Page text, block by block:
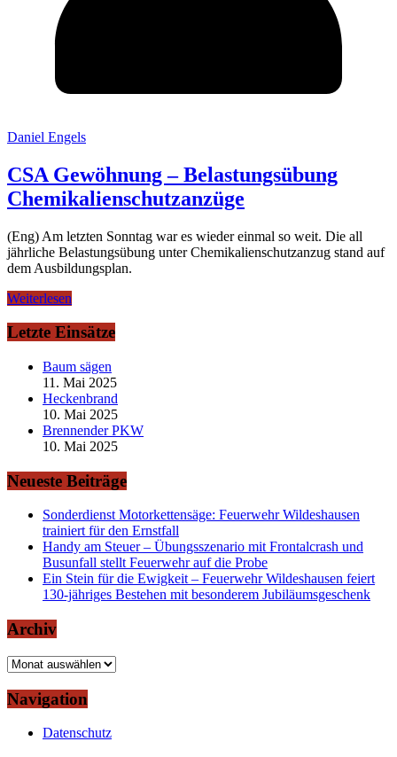
Daniel Engels
CSA Gewöhnung – Belastungsübung
Chemikalienschutzanzüge
(Eng) Am letzten Sonntag war es wieder einmal so weit. Die all
jährliche Belastungsübung unter Chemikalienschutzanzug stand auf
dem Ausbildungsplan.
Weiterlesen
Letzte Einsätze
Baum sägen
11. Mai 2025
Heckenbrand
10. Mai 2025
Brennender PKW
10. Mai 2025
Neueste Beiträge
Sonderdienst Motorkettensäge: Feuerwehr Wildeshausen
trainiert für den Ernstfall
Handy am Steuer – Übungsszenario mit Frontalcrash und
Busunfall stellt Feuerwehr auf die Probe
Ein Stein für die Ewigkeit – Feuerwehr Wildeshausen feiert
130-jähriges Bestehen mit besonderem Jubiläumsgeschenk
Archiv
Archiv
Navigation
Datenschutz